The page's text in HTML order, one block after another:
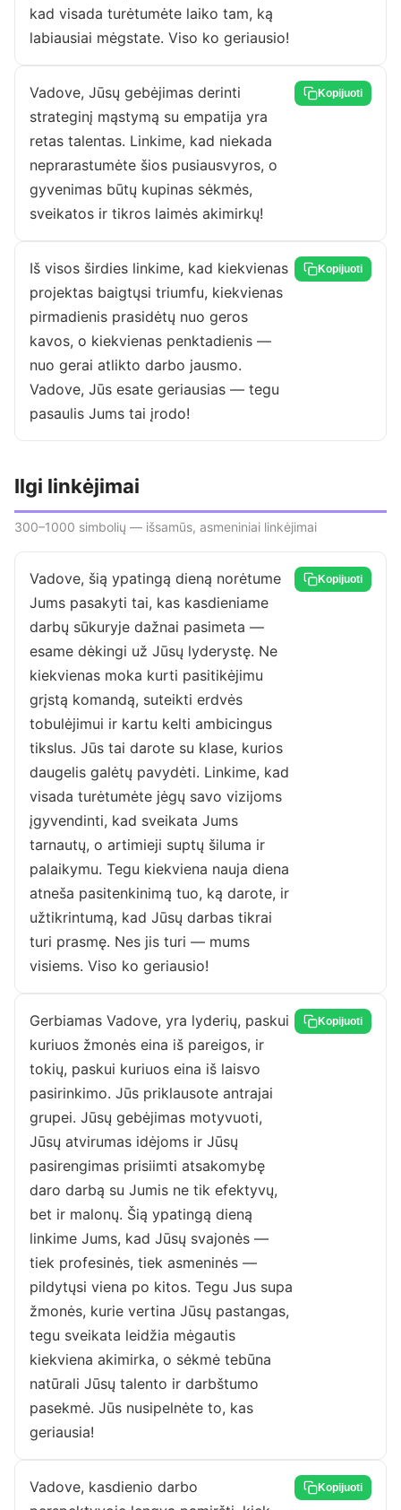
kad visada turėtumėte laiko tam, ką
labiausiai mėgstate. Viso ko geriausio!
Vadove, Jūsų gebėjimas derinti
strateginį mąstymą su empatija yra
retas talentas. Linkime, kad niekada
neprarastumėte šios pusiausvyros, o
gyvenimas būtų kupinas sėkmės,
sveikatos ir tikros laimės akimirkų!
Kopijuoti
Iš visos širdies linkime, kad kiekvienas
projektas baigtųsi triumfu, kiekvienas
pirmadienis prasidėtų nuo geros
kavos, o kiekvienas penktadienis —
nuo gerai atlikto darbo jausmo.
Vadove, Jūs esate geriausias — tegu
pasaulis Jums tai įrodo!
Kopijuoti
Ilgi linkėjimai
300–1000 simbolių — išsamūs, asmeniniai linkėjimai
Vadove, šią ypatingą dieną norėtume
Jums pasakyti tai, kas kasdieniame
darbų sūkuryje dažnai pasimeta —
esame dėkingi už Jūsų lyderystę. Ne
kiekvienas moka kurti pasitikėjimu
grįstą komandą, suteikti erdvės
tobulėjimui ir kartu kelti ambicingus
tikslus. Jūs tai darote su klase, kurios
daugelis galėtų pavydėti. Linkime, kad
visada turėtumėte jėgų savo vizijoms
įgyvendinti, kad sveikata Jums
tarnautų, o artimieji suptų šiluma ir
palaikymu. Tegu kiekviena nauja diena
atneša pasitenkinimą tuo, ką darote, ir
užtikrintumą, kad Jūsų darbas tikrai
turi prasmę. Nes jis turi — mums
visiems. Viso ko geriausio!
Kopijuoti
Gerbiamas Vadove, yra lyderių, paskui
kuriuos žmonės eina iš pareigos, ir
tokių, paskui kuriuos eina iš laisvo
pasirinkimo. Jūs priklausote antrajai
grupei. Jūsų gebėjimas motyvuoti,
Jūsų atvirumas idėjoms ir Jūsų
pasirengimas prisiimti atsakomybę
daro darbą su Jumis ne tik efektyvų,
bet ir malonų. Šią ypatingą dieną
linkime Jums, kad Jūsų svajonės —
tiek profesinės, tiek asmeninės —
pildytųsi viena po kitos. Tegu Jus supa
žmonės, kurie vertina Jūsų pastangas,
tegu sveikata leidžia mėgautis
kiekviena akimirka, o sėkmė tebūna
natūrali Jūsų talento ir darbštumo
pasekmė. Jūs nusipelnėte to, kas
geriausia!
Kopijuoti
Vadove, kasdienio darbo
Kopijuoti